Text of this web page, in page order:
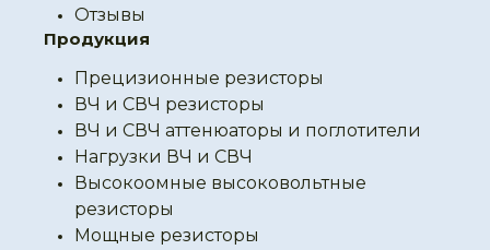
Отзывы
Продукция
Прецизионные резисторы
ВЧ и СВЧ резисторы
ВЧ и СВЧ аттенюаторы и поглотители
Нагрузки ВЧ и СВЧ
Высокоомные высоковольтные
резисторы
Мощные резисторы